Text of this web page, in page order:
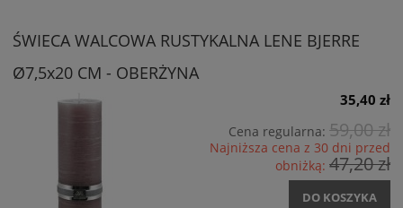
ŚWIECA WALCOWA RUSTYKALNA LENE BJERRE
Ø7,5x20 CM - OBERŻYNA
35,40 zł
Cena regularna: 59,00 zł
Najniższa cena z 30 dni przed
obniżką: 47,20 zł
DO KOSZYKA